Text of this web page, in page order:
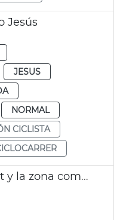
Jesús
JESUS
NORMAL
CICLISTA
Acera entre Benimàmet y la zona comercial de Burjassot